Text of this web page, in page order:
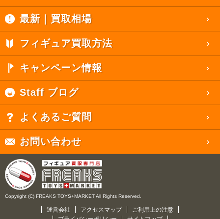
最新｜買取相場
フィギュア買取方法
キャンペーン情報
Staff ブログ
よくあるご質問
お問い合わせ
Copyright (C) FREAKS TOYS+MARKET All Rights Reserved.
運営会社 アクセスマップ
ご利用上の注意